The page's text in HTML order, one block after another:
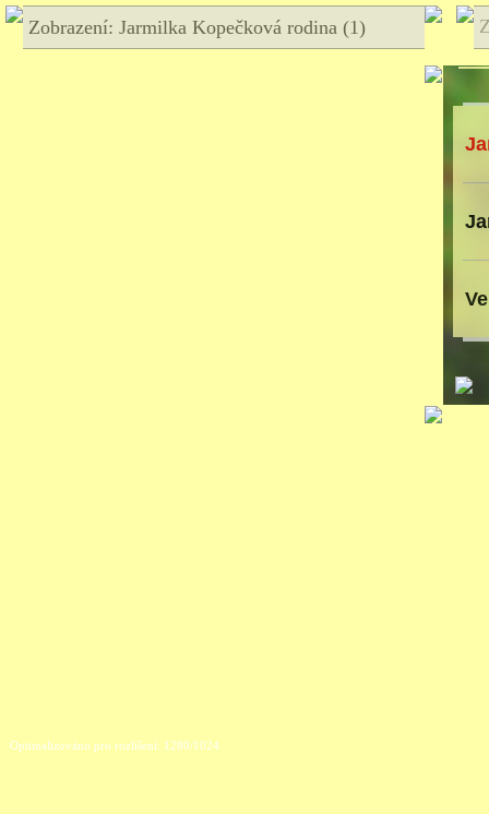
Zobrazení: Jarmilka Kopečková rodina (1)
Optimalizováno pro rozlišení: 1280/1024